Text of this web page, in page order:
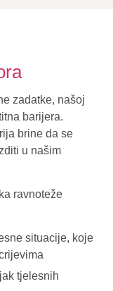
zadatke, našoj
barijera.
brine da se
u našim
ravnoteže
situacije, koje
tjelesnih